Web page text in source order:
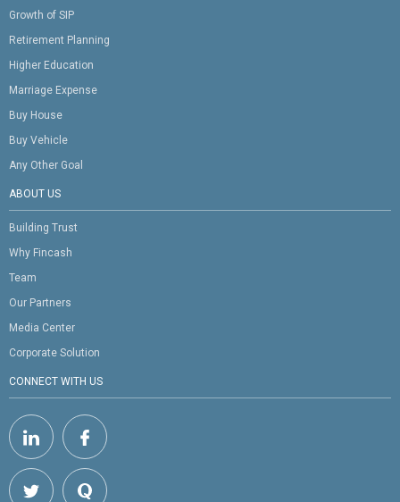
Growth of SIP
Retirement Planning
Higher Education
Marriage Expense
Buy House
Buy Vehicle
Any Other Goal
ABOUT US
Building Trust
Why Fincash
Team
Our Partners
Media Center
Corporate Solution
CONNECT WITH US